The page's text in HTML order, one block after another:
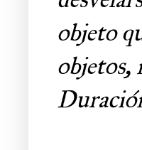
objeto
objetos,